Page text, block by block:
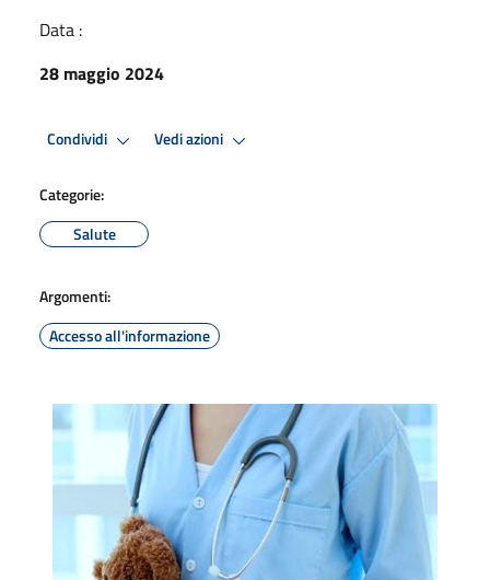
Data :
28 maggio 2024
Condividi Vedi azioni
Categorie:
Salute
Argomenti:
Accesso all'informazione